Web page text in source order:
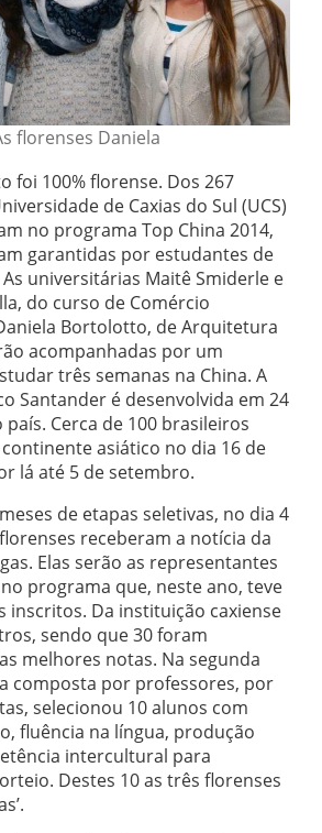
florenses Daniela
foi 100% florense. Dos 267
de Caxias do Sul (UCS)
no programa Top China 2014,
garantidas por estudantes de
universitárias Maitê Smiderle e
do curso de Comércio
Bortolotto, de Arquitetura
acompanhadas por um
três semanas na China. A
Santander é desenvolvida em 24
Cerca de 100 brasileiros
asiático no dia 16 de
lá até 5 de setembro.
de etapas seletivas, no dia 4
receberam a notícia da
Elas serão as representantes
no programa que, neste ano, teve
inscritos. Da instituição caxiense
sendo que 30 foram
melhores notas. Na segunda
composta por professores, por
selecionou 10 alunos com
fluência na língua, produção
intercultural para
Destes 10 as três florenses